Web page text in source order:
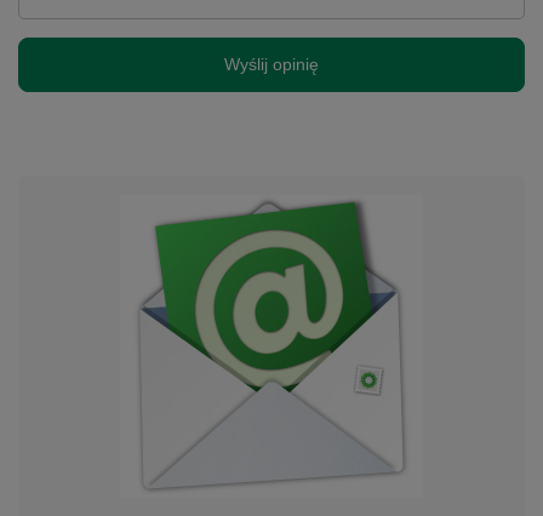
Wyślij opinię